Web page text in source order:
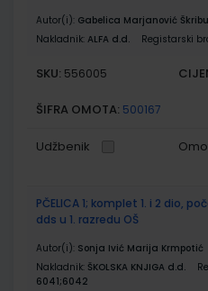
Autor(i): Gabelica Marjanović
Nakladnik: ALFA d.d. Registarski
SKU: 556005
ŠIFRA OMOTA: 500167
Udžbenik
PČELICA 1; komplet 1. i 2 dio,
dds u 1. razredu OŠ
Autor(i): Sonja Ivić Marija Krmpotić
Nakladnik: ŠKOLSKA KNJIGA d.d.
6041;6042